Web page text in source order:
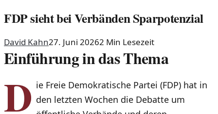
FDP sieht bei Verbänden Sparpotenzial
David Kahn27. Juni 20262 Min Lesezeit
Einführung in das Thema
D ie Freie Demokratische Partei (FDP) hat in
den letzten Wochen die Debatte um